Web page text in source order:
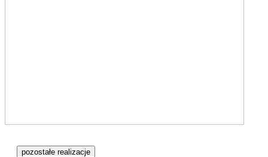
pozostałe realizacje